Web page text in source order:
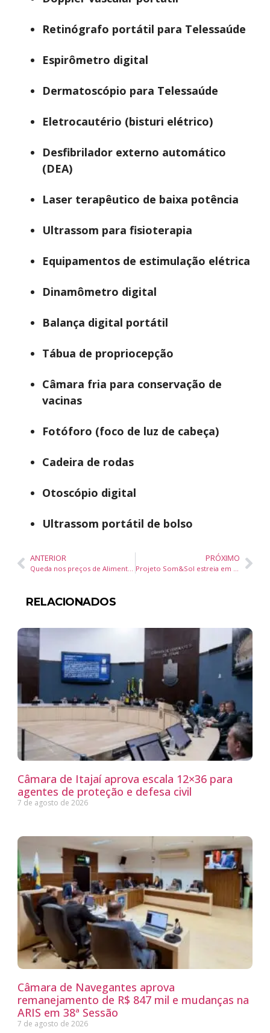
Retinógrafo portátil para Telessaúde
Espirômetro digital
Dermatoscópio para Telessaúde
Eletrocautério (bisturi elétrico)
Desfibrilador externo automático
(DEA)
Laser terapêutico de baixa potência
Ultrassom para fisioterapia
Equipamentos de estimulação elétrica
Dinamômetro digital
Balança digital portátil
Tábua de propriocepção
Câmara fria para conservação de
vacinas
Fotóforo (foco de luz de cabeça)
Cadeira de rodas
Otoscópio digital
Ultrassom portátil de bolso
ANTERIOR
Queda nos preços de Alimentação e Bebidas reduz inflação para 0,26% em julho no Brasil
PRÓXIMO
Projeto Som&Sol estreia em Itajaí com festival de arte, música e gastronomia
RELACIONADOS
Câmara de Itajaí aprova escala 12×36 para
agentes de proteção e defesa civil
7 de agosto de 2026
Câmara de Navegantes aprova
remanejamento de R$ 847 mil e mudanças na
ARIS em 38ª Sessão
7 de agosto de 2026